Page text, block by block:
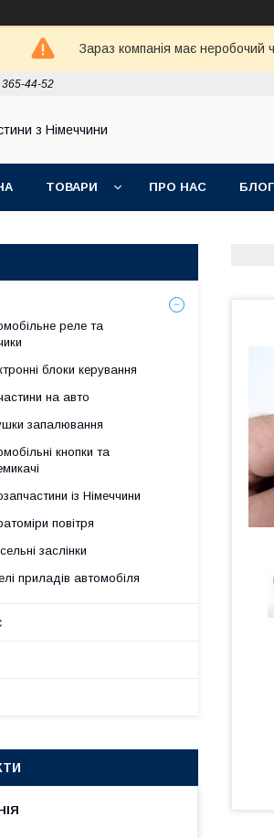
Зараз компанія має
44-52
з Німеччини
ТОВАРИ ПРО НАС БЛОГ
реле та
блоки керування
на авто
запалювання
кнопки та
із Німеччини
повітря
заслінки
приладів автомобіля